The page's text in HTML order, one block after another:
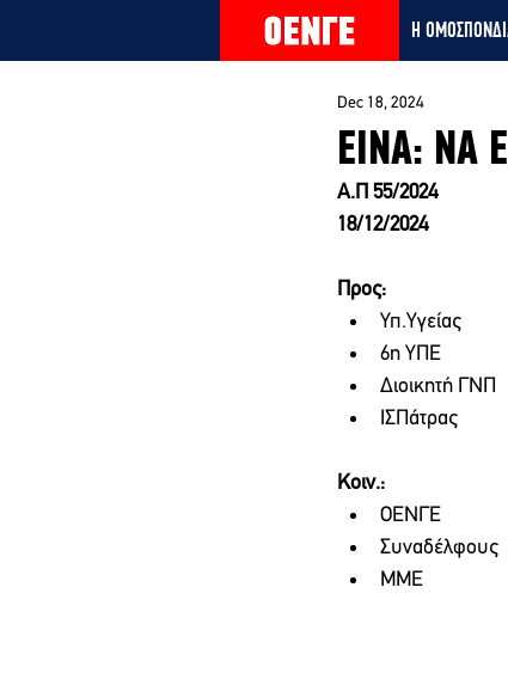
Η
ΕΙΝΑ: ΝΑ
Dec 18, 2024
Α.Π 55/2024
18/12/2024
Προς:
Υπ.Υγείας
6η ΥΠΕ
Διοικητή ΓΝΠ
ΙΣΠάτρας
Κοιν.:
ΟΕΝΓΕ
Συναδέλφους
ΜΜΕ